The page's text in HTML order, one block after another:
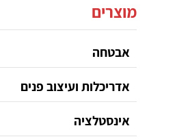
מוצרים
אבטחה
אדריכלות ועיצוב פנים
אינסטלציה